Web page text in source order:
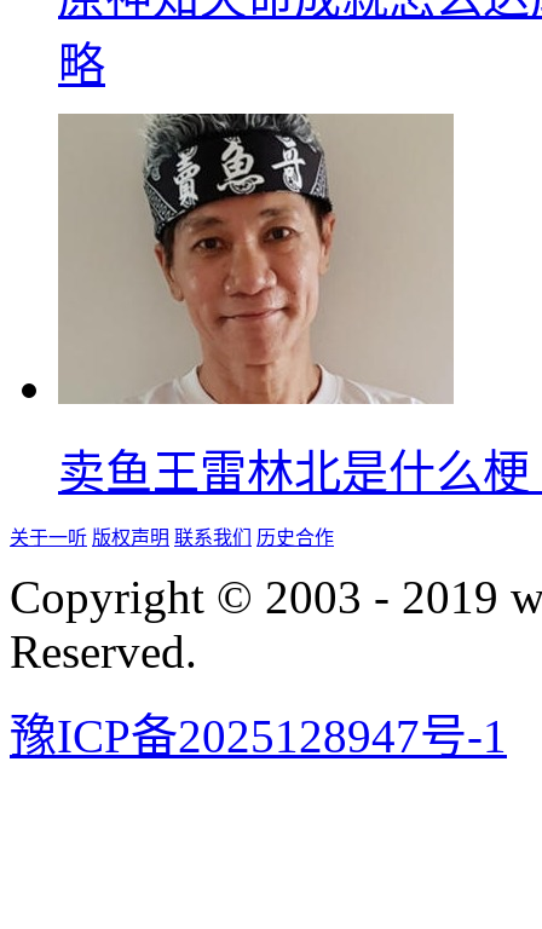
略
卖鱼王雷林北是什么
关于一听 版权声明 联系我们 历史合作
Copyright © 2003 - 2019
Reserved.
豫ICP备2025128947号-1